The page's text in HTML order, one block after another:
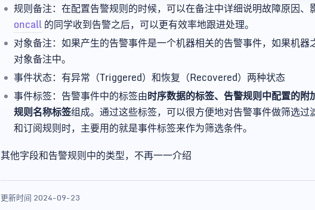
规则备注：在配置告警规则的时候，可以在备注中详细说明故障原因
oncall的同学收到告警之后，可以更有效率地跟进处理。
对象备注：如果产生的告警事件是一个机器相关的告警事件，如果机
对象备注中。
事件状态：有异常（Triggered）和恢复（Recovered）两种状态
事件标签：告警事件中的标签由时序数据的标签、告警规则中配置的
规则名称标签组成。通过这些标签，可以很方便地对告警事件做筛选
和订阅规则时，主要用的就是事件标签来作为筛选条件。
其他字段和告警规则中的类型，不再一一介绍
更新时间 2024-09-23